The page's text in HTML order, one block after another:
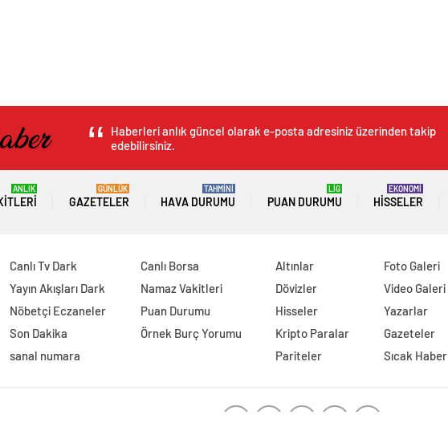
Haberleri anlık güncel olarak e-posta adresiniz üzerinden takip
edebilirsiniz.
ANLIK
GAZETELER
GÜNLÜK
HAVA DURUMU
TAHMİNİ
PUAN DURUMU
LİG
HISSELER
EKONOMİ
Canlı Tv Dark
Yayın Akışları Dark
Nöbetçi Eczaneler
Son Dakika
sanal numara
Canlı Borsa
Namaz Vakitleri
Puan Durumu
Örnek Burç Yorumu
Altınlar
Dövizler
Hisseler
Kripto Paralar
Pariteler
Foto Galeri
Video Galeri
Yazarlar
Gazeteler
Sıcak Haber